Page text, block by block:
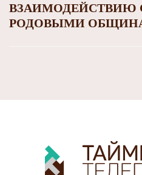
РОДОВЫМИ